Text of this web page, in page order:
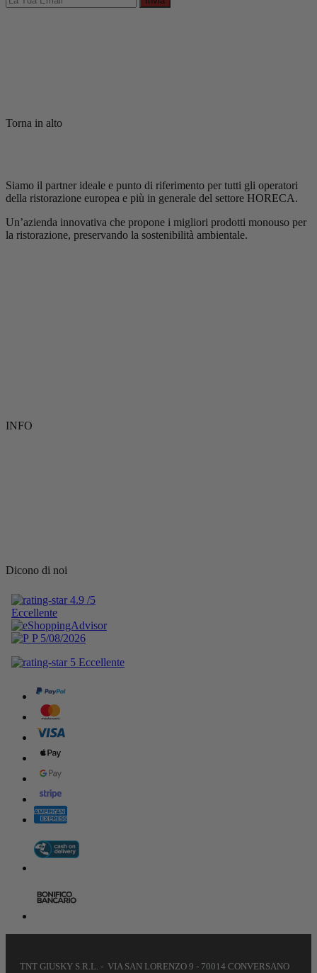
Torna in alto
Siamo il partner ideale e punto di riferimento per tutti gli operatori
della ristorazione europea e più in generale del settore HORECA.
Un’azienda innovativa che propone i migliori prodotti monouso per
la ristorazione, preservando la sostenibilità ambientale.
INFO
Dicono di noi
TNT GIUSKY S.R.L. - VIA SAN LORENZO 9 - 70014 CONVERSANO